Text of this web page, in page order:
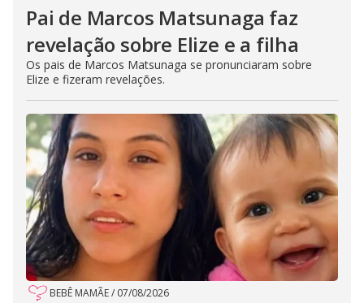
Pai de Marcos Matsunaga faz
revelação sobre Elize e a filha
Os pais de Marcos Matsunaga se pronunciaram sobre
Elize e fizeram revelações.
BEBÊ MAMÃE/ 07/08/2026